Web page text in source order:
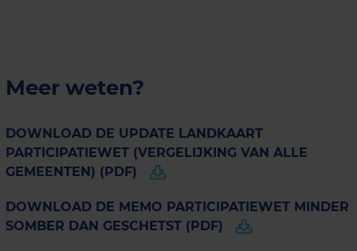
Meer weten?
DOWNLOAD DE UPDATE LANDKAART
PARTICIPATIEWET (VERGELIJKING VAN ALLE
GEMEENTEN) (PDF)
DOWNLOAD DE MEMO PARTICIPATIEWET MINDER
SOMBER DAN GESCHETST (PDF)